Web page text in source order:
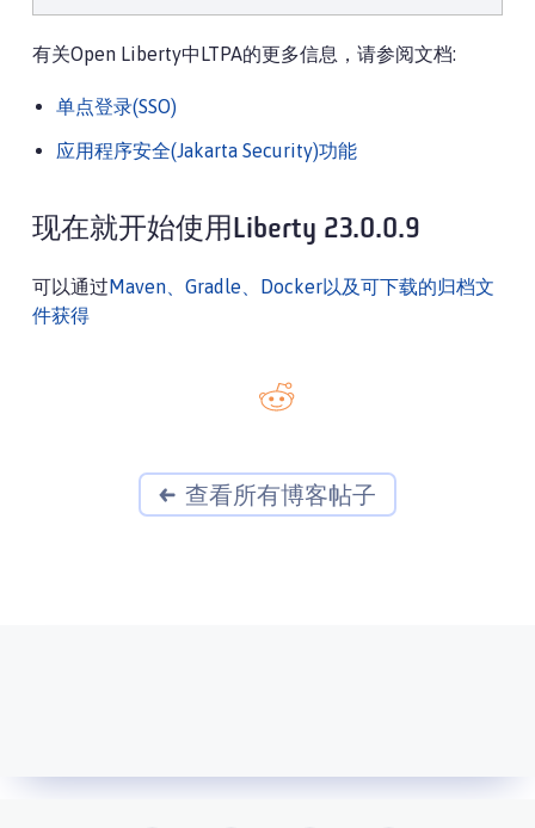
有关Open Liberty中LTPA的更多信息，请参阅文档:
单点登录(SSO)
应用程序安全(Jakarta Security)功能
现在就开始使用Liberty 23.0.0.9
可以通过Maven、Gradle、Docker以及可下载的归档文
件获得
查看所有博客帖子